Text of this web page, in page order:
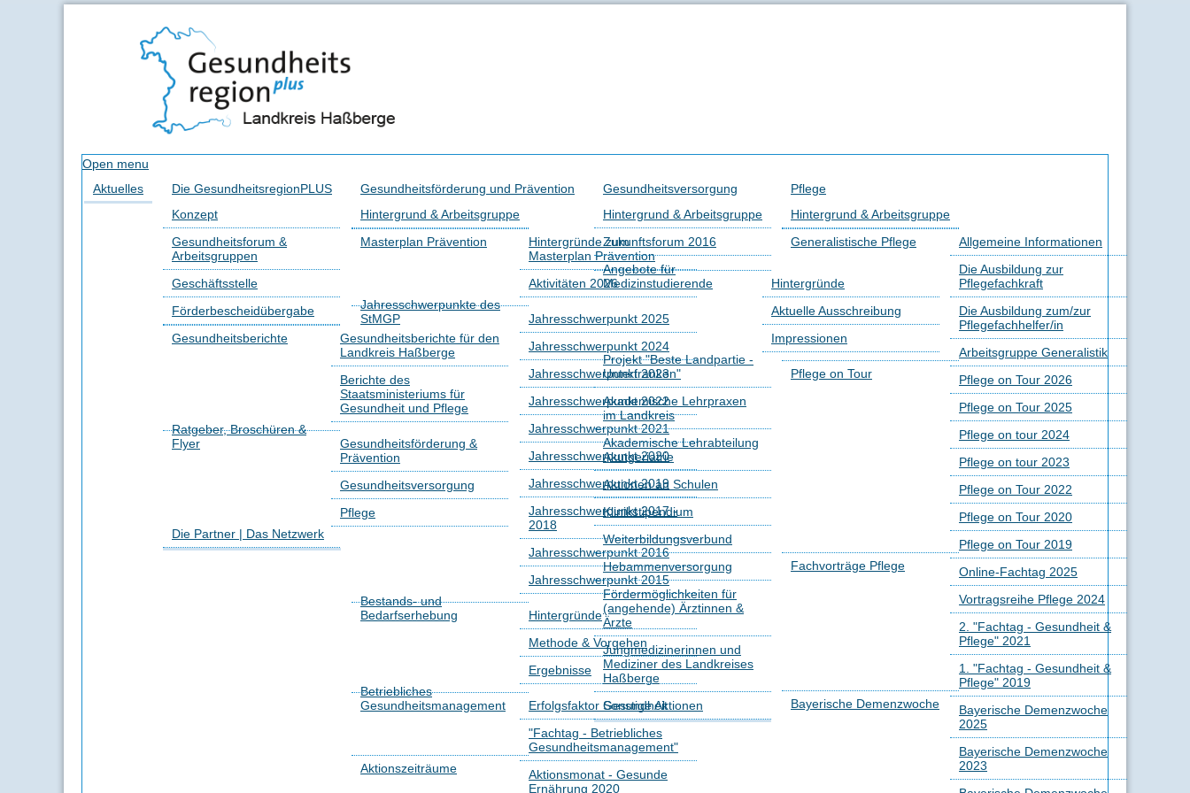
Open menu
Aktuelles
Die GesundheitsregionPLUS
Konzept
Gesundheitsforum &
Arbeitsgruppen
Geschäftsstelle
Förderbescheidübergabe
Gesundheitsberichte
Gesundheitsberichte für den
Landkreis Haßberge
Berichte des
Staatsministeriums für
Gesundheit und Pflege
Ratgeber, Broschüren &
Flyer
Gesundheitsförderung &
Prävention
Gesundheitsversorgung
Pflege
Die Partner | Das Netzwerk
Gesundheitsförderung und Prävention
Hintergrund & Arbeitsgruppe
Masterplan Prävention
Hintergründe zum
Masterplan Prävention
Aktivitäten 2026
Jahresschwerpunkte des
StMGP
Jahresschwerpunkt 2025
Jahresschwerpunkt 2024
Jahresschwerpunkt 2023
Jahresschwerpunkt 2022
Jahresschwerpunkt 2021
Jahresschwerpunkt 2020
Jahresschwerpunkt 2019
Jahresschwerpunkt 2017 -
2018
Jahresschwerpunkt 2016
Jahresschwerpunkt 2015
Bestands- und
Bedarfserhebung
Hintergründe
Methode & Vorgehen
Ergebnisse
Betriebliches
Gesundheitsmanagement
Erfolgsfaktor Gesundheit
"Fachtag - Betriebliches
Gesundheitsmanagement"
Aktionszeiträume
Aktionsmonat - Gesunde
Ernährung 2020
Gesundheitsversorgung
Hintergrund & Arbeitsgruppe
Zukunftsforum 2016
Angebote für
Medizinstudierende
Hintergründe
Aktuelle Ausschreibung
Impressionen
Projekt "Beste Landpartie -
Unterfranken"
Akademische Lehrpraxen
im Landkreis
Akademische Lehrabteilung
Akutgeriatrie
Aktionen an Schulen
Klinikstipendium
Weiterbildungsverbund
Hebammenversorgung
Fördermöglichkeiten für
(angehende) Ärztinnen &
Ärzte
Jungmedizinerinnen und
Mediziner des Landkreises
Haßberge
Sonstige Aktionen
Pflege
Hintergrund & Arbeitsgruppe
Generalistische Pflege
Allgemeine Informationen
Die Ausbildung zur
Pflegefachkraft
Die Ausbildung zum/zur
Pflegefachhelfer/in
Arbeitsgruppe Generalistik
Pflege on Tour
Pflege on Tour 2026
Pflege on Tour 2025
Pflege on tour 2024
Pflege on tour 2023
Pflege on Tour 2022
Pflege on Tour 2020
Pflege on Tour 2019
Fachvorträge Pflege
Online-Fachtag 2025
Vortragsreihe Pflege 2024
2. "Fachtag - Gesundheit &
Pflege" 2021
1. "Fachtag - Gesundheit &
Pflege" 2019
Bayerische Demenzwoche
Bayerische Demenzwoche
2025
Bayerische Demenzwoche
2023